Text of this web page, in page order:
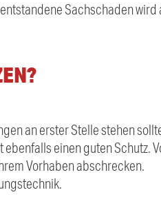
Sachschaden wird
an erster Stelle stehen
einen guten Schutz.
Vorhaben abschrecken.